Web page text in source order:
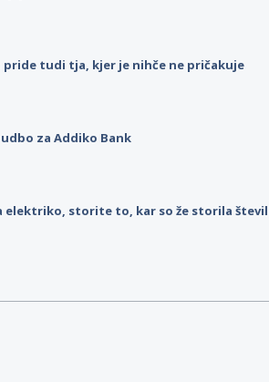
pride tudi tja, kjer je nihče ne pričakuje
za Addiko Bank
elektriko, storite to, kar so že storila